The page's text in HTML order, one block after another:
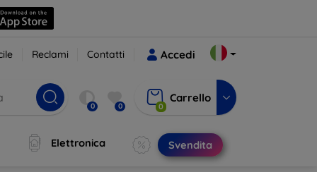
Reclami Contatti Accedi
0 0 0
Carrello
Elettronica Svendita